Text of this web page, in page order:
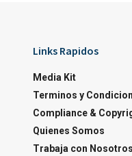
Links Rapidos
Media Kit
Terminos y
Compliance &
Quienes Somos
Trabaja con Nosotros